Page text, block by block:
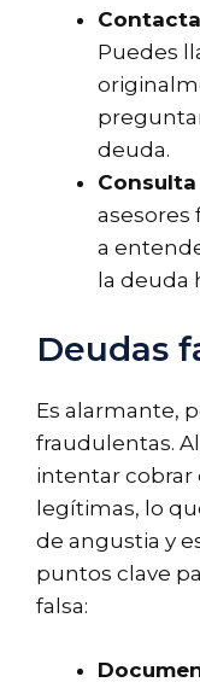
Puedes
deuda.
asesores
a
la deuda
Deudas
Es alarmante,
fraudulentas.
intentar cobrar
legítimas, lo
de angustia y
puntos clave
falsa: